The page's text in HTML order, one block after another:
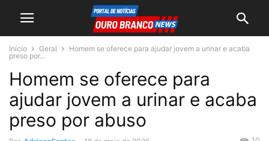
Início Geral
Homem se oferece para ajudar jovem a urinar e acaba
preso por...
Homem se oferece para
ajudar jovem a urinar e acaba
preso por abuso